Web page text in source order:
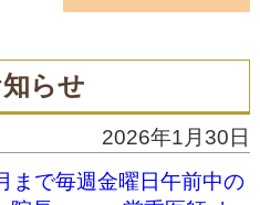
らせ
2026年1月30日
まで毎週金曜日午前中の